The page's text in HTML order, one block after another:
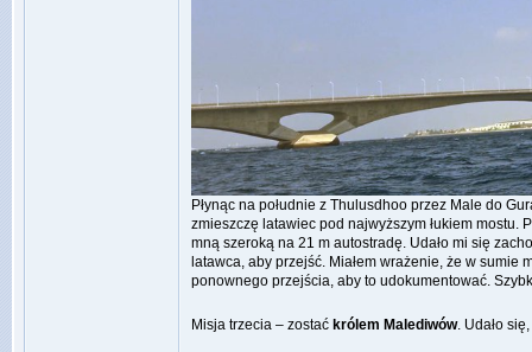
Płynąc na południe z Thulusdhoo przez Male do
zmieszczę latawiec pod najwyższym łukiem mostu.
mną szeroką na 21 m autostradę. Udało mi się
latawca, aby przejść. Miałem wrażenie, że w sumie
ponownego przejścia, aby to udokumentować.
Misja trzecia – zostać królem Malediwów. Udało